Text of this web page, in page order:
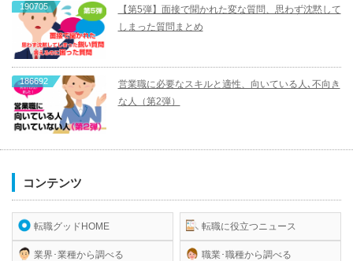
190705
【第5弾】面接で聞かれた変な質問、思わず沈黙して
しまった質問まとめ
186692
営業職に必要なスキルと適性、向いている人､不向き
な人（第2弾）
コンテンツ
転職グッドHOME
業界･業種から調べる
転職に役立つニュース
職業･職種から調べる